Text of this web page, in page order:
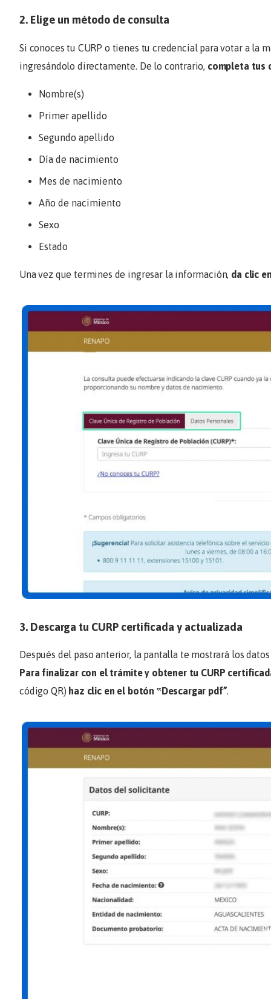
2. Elige un método de consulta
Si conoces tu CURP o tienes tu credencial para votar a la
ingresándolo directamente. De lo contrario, completa tus
Nombre(s)
Primer apellido
Segundo apellido
Día de nacimiento
Mes de nacimiento
Año de nacimiento
Sexo
Estado
Una vez que termines de ingresar la información, da clic
3. Descarga tu CURP certificada y actualizada
Después del paso anterior, la pantalla te mostrará los
Para finalizar con el trámite y obtener tu CURP
código QR) haz clic en el botón ‟Descargar pdf”.